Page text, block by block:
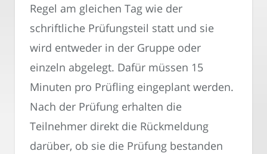
Regel am gleichen Tag wie der
schriftliche Prüfungsteil statt und sie
wird entweder in der Gruppe oder
einzeln abgelegt. Dafür müssen 15
Minuten pro Prüfling eingeplant werden.
Nach der Prüfung erhalten die
Teilnehmer direkt die Rückmeldung
darüber, ob sie die Prüfung bestanden